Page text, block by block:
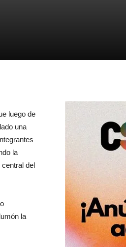
luego de
una
la
del
la